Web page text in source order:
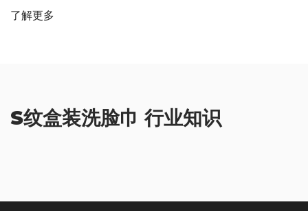
等。
了解更多
S纹盒装洗脸巾 行业知识